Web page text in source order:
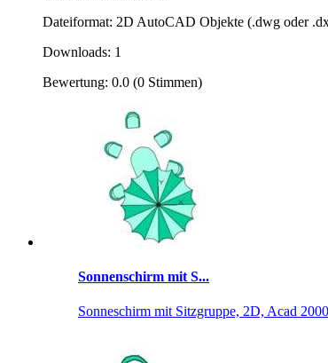
Dateiformat: 2D AutoCAD Objekte (.dwg oder
Downloads: 1
Bewertung: 0.0 (0 Stimmen)
Sonnenschirm mit S...
Sonneschirm mit Sitzgruppe, 2D, Acad 2000